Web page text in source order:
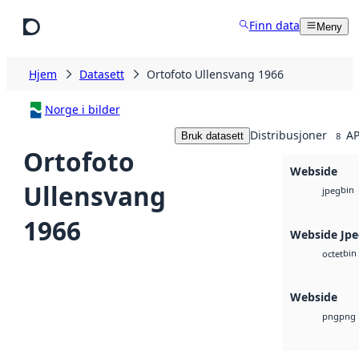
Finn data Meny
Hjem Datasett Ortofoto Ullensvang 1966
Norge i bilder
Ortofoto
Ullensvang
1966
Bruk datasett Distribusjoner 8
Webside
jpegbin
Webside
octetbin
Webside
pngpng